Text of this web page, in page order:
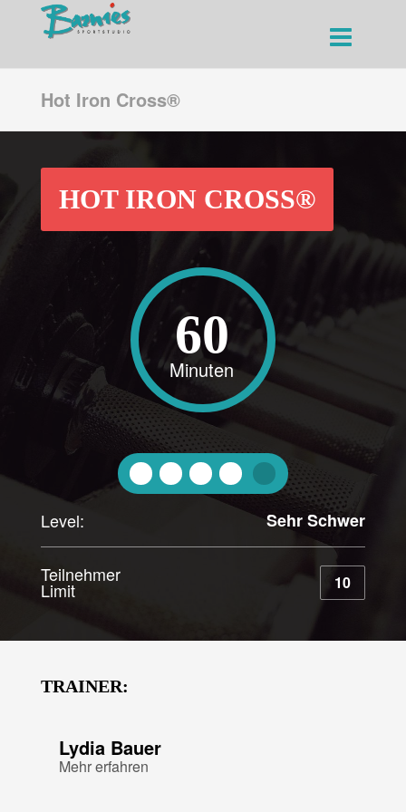
Hot Iron Cross®
HOT IRON CROSS®
60
Minuten
Level: Sehr Schwer
Teilnehmer
Limit 10
TRAINER:
Lydia Bauer
Mehr erfahren